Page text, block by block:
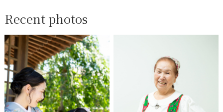
Recent photos